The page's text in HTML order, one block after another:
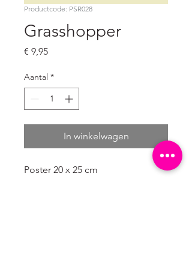
Productcode: PSR028
Grasshopper
€ 9,95Prijs
Aantal *
In winkelwagen
Poster 20 x 25 cm